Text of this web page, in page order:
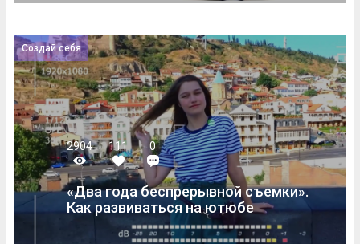
Создай себя
2904 111 0
«Два года беспрерывной съемки».
Как развиваться на ютюбе